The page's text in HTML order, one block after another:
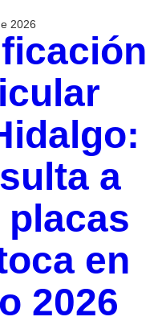
2026
a
placas
en
2026